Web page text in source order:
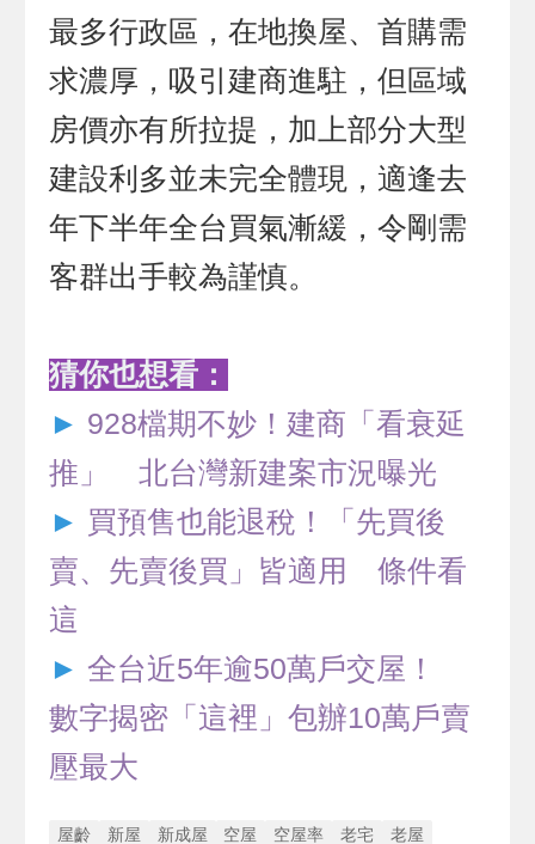
最多行政區，在地換屋、首購需
求濃厚，吸引建商進駐，但區域
房價亦有所拉提，加上部分大型
建設利多並未完全體現，適逢去
年下半年全台買氣漸緩，令剛需
客群出手較為謹慎。
猜你也想看：
► 928檔期不妙！建商「看衰延
推」 北台灣新建案市況曝光
► 買預售也能退稅！「先買後
賣、先賣後買」皆適用 條件看
這
► 全台近5年逾50萬戶交屋！
數字揭密「這裡」包辦10萬戶賣
壓最大
屋齡 新屋 新成屋 空屋 空屋率 老宅 老屋